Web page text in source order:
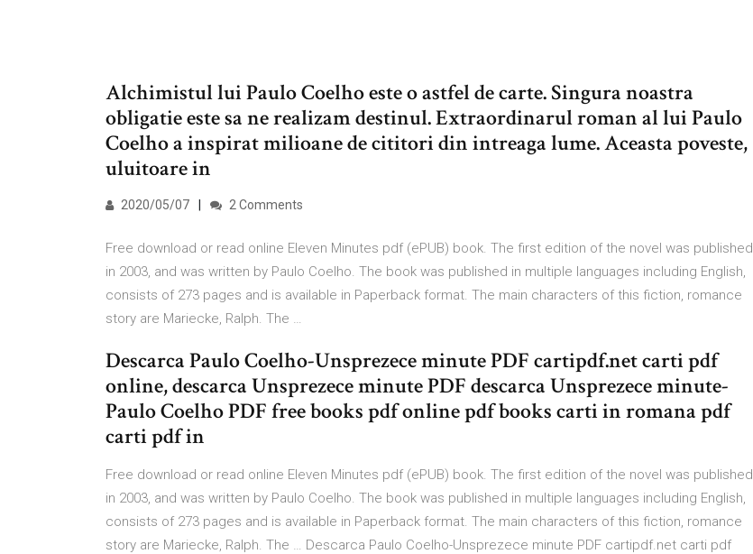
Alchimistul lui Paulo Coelho este o astfel de carte. Singura noastra
obligatie este sa ne realizam destinul. Extraordinarul roman al lui Paulo
Coelho a inspirat milioane de cititori din intreaga lume. Aceasta poveste,
uluitoare in
2020/05/07 2 Comments
Free download or read online Eleven Minutes pdf (ePUB) book. The first edition of the novel was published
in 2003, and was written by Paulo Coelho. The book was published in multiple languages including English,
consists of 273 pages and is available in Paperback format. The main characters of this fiction, romance
story are Mariecke, Ralph. The …
Descarca Paulo Coelho-Unsprezece minute PDF cartipdf.net carti pdf
online, descarca Unsprezece minute PDF descarca Unsprezece minute-
Paulo Coelho PDF free books pdf online pdf books carti in romana pdf
carti pdf in
Free download or read online Eleven Minutes pdf (ePUB) book. The first edition of the novel was published
in 2003, and was written by Paulo Coelho. The book was published in multiple languages including English,
consists of 273 pages and is available in Paperback format. The main characters of this fiction, romance
story are Mariecke, Ralph. The … Descarca Paulo Coelho-Unsprezece minute PDF cartipdf.net carti pdf